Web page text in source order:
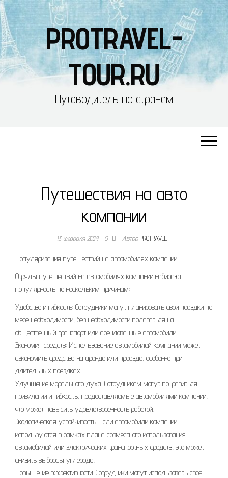
PROTRAVEL-
TOUR.RU
Путеводитель по странам
Путешествия на авто
компании
13 февраля 2024 0 АвторPROTRAVEL
Популяризация путешествий на автомобилях компании
Отряды путешествий на автомобилях компании набирают
популярность по нескольким причинам:
Удобство и гибкость: Сотрудники могут планировать свои поездки по
мере необходимости, без необходимости полагаться на
общественный транспорт или арендованные автомобили.
Экономия средств: Использование автомобилей компании может
сэкономить средства на аренде или проезде, особенно при
длительных поездках.
Улучшение морального духа: Сотрудникам могут понравиться
привилегии и гибкость, предоставляемые автомобилями компании,
что может повысить удовлетворенность работой.
Экологическая устойчивость: Если автомобили компании
используются в рамках плана совместного использования
автомобилей или электрических транспортных средств, это может
снизить выбросы углерода.
Повышение эффективности: Сотрудники могут использовать свое